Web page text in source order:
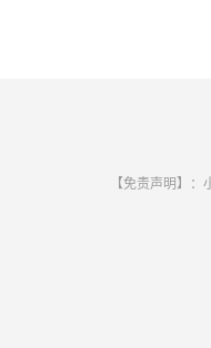
【免责声明】